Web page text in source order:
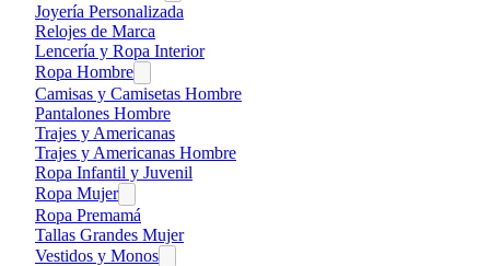
Joyería Personalizada
Relojes de Marca
Lencería y Ropa Interior
Ropa Hombre
Camisas y Camisetas Hombre
Pantalones Hombre
Trajes y Americanas
Trajes y Americanas Hombre
Ropa Infantil y Juvenil
Ropa Mujer
Ropa Premamá
Tallas Grandes Mujer
Vestidos y Monos